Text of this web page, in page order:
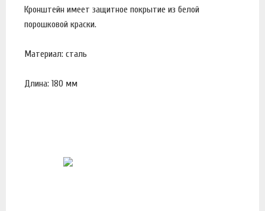
Кронштейн имеет защитное покрытие из белой
порошковой краски.
Материал: сталь
Длина: 180 мм